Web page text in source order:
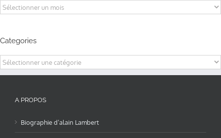
Archives
Categories
Categories
A PROPOS
Biographie d’alain Lambert